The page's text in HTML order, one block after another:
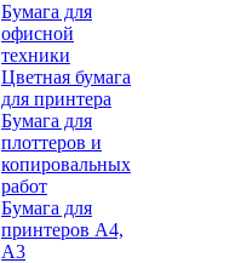
Бумага для
офисной
техники
Цветная бумага
для принтера
Бумага для
плоттеров и
копировальных
работ
Бумага для
принтеров А4,
А3